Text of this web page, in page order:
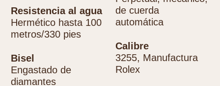
Resistencia al agua
Hermético hasta 100
metros/330 pies
Bisel
Engastado de
diamantes
de cuerda
automática
Calibre
3255, Manufactura
Rolex